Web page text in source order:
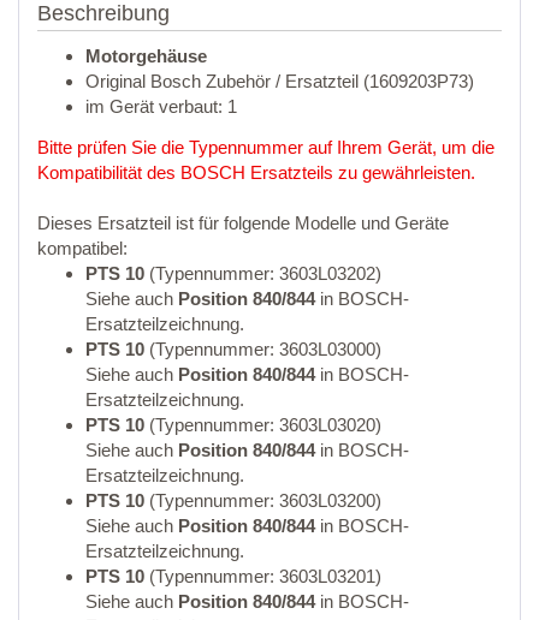
Beschreibung
Motorgehäuse
Original Bosch Zubehör / Ersatzteil (1609203P73)
im Gerät verbaut: 1
Bitte prüfen Sie die Typennummer auf Ihrem Gerät, um die
Kompatibilität des BOSCH Ersatzteils zu gewährleisten.
Dieses Ersatzteil ist für folgende Modelle und Geräte
kompatibel:
PTS 10 (Typennummer: 3603L03202)
Siehe auch Position 840/844in BOSCH-
Ersatzteilzeichnung.
PTS 10 (Typennummer: 3603L03000)
Siehe auch Position 840/844in BOSCH-
Ersatzteilzeichnung.
PTS 10 (Typennummer: 3603L03020)
Siehe auch Position 840/844in BOSCH-
Ersatzteilzeichnung.
PTS 10 (Typennummer: 3603L03200)
Siehe auch Position 840/844in BOSCH-
Ersatzteilzeichnung.
PTS 10 (Typennummer: 3603L03201)
Siehe auch Position 840/844in BOSCH-